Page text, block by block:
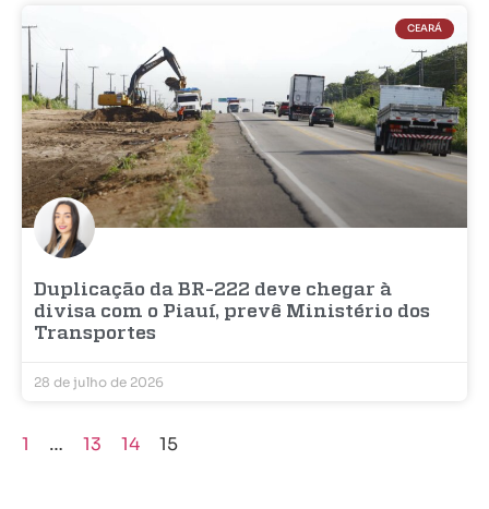
CEARÁ
Duplicação da BR-222 deve chegar à
divisa com o Piauí, prevê Ministério dos
Transportes
28 de julho de 2026
1 … 13 14 15